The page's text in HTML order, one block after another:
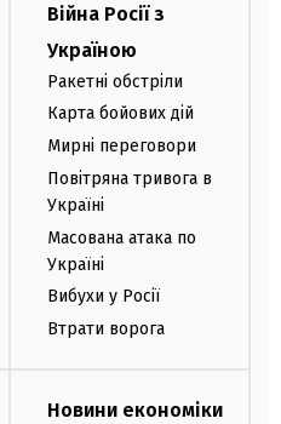
Війна Росії з
Україною
Ракетні обстріли
Карта бойових дій
Мирні переговори
Повітряна тривога в
Україні
Масована атака по
Україні
Вибухи у Росії
Втрати ворога
Новини економіки